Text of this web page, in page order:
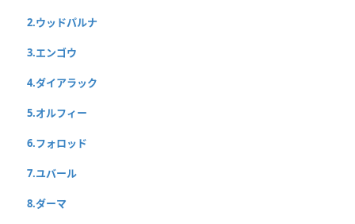
2.ウッドパルナ
3.エンゴウ
4.ダイアラック
5.オルフィー
6.フォロッド
7.ユバール
8.ダーマ